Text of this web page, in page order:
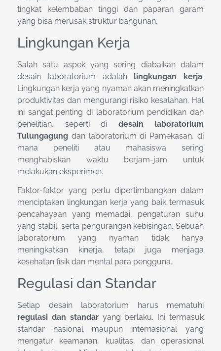
tingkat kelembaban tinggi dan paparan garam
yang bisa merusak struktur bangunan.
Lingkungan Kerja
Salah satu aspek yang sering diabaikan dalam
desain laboratorium adalah lingkungan kerja.
Lingkungan kerja yang nyaman akan meningkatkan
produktivitas dan mengurangi risiko kesalahan. Hal
ini sangat penting di laboratorium pendidikan dan
penelitian, seperti di desain laboratorium
Tulungagung dan laboratorium di Pamekasan, di
mana peneliti atau mahasiswa sering
menghabiskan waktu berjam-jam untuk
melakukan eksperimen.
Faktor-faktor yang perlu dipertimbangkan dalam
menciptakan lingkungan kerja yang baik termasuk
pencahayaan yang memadai, pengaturan suhu
yang stabil, serta pengurangan kebisingan. Sebuah
laboratorium yang nyaman tidak hanya
meningkatkan kinerja, tetapi juga menjaga
kesehatan fisik dan mental para pengguna.
Regulasi dan Standar
Setiap desain laboratorium harus mematuhi
regulasi dan standaryang berlaku. Ini termasuk
standar nasional maupun internasional yang
mengatur keamanan, kualitas, dan operasional